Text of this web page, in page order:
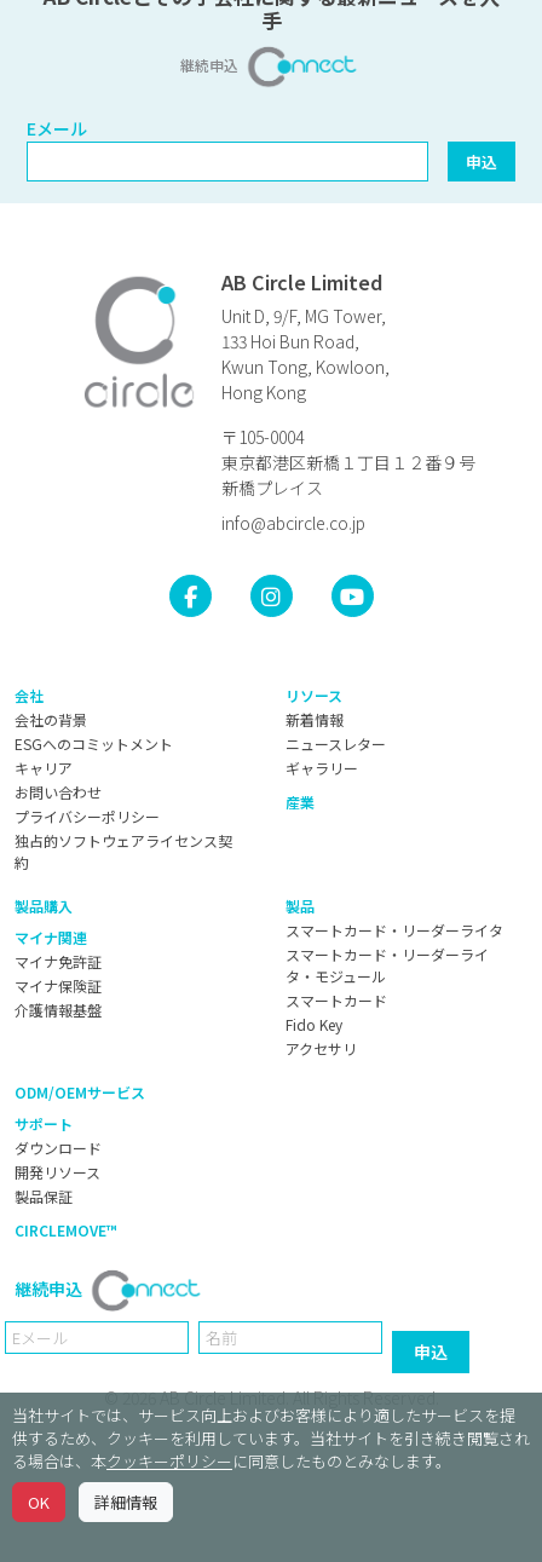
手
継続申込
Eメール
申込
AB Circle Limited
Unit D, 9/F, MG Tower,
133 Hoi Bun Road,
Kwun Tong, Kowloon,
Hong Kong
〒105-0004
東京都港区新橋１丁目１２番９号
新橋プレイス
info@abcircle.co.jp
会社
会社の背景
ESGへのコミットメント
キャリア
お問い合わせ
プライバシーポリシー
独占的ソフトウェアライセンス契
約
リソース
新着情報
ニュースレター
ギャラリー
産業
製品購入
マイナ関連
マイナ免許証
マイナ保険証
介護情報基盤
製品
スマートカード・リーダーライタ
スマートカード・リーダーライ
タ・モジュール
スマートカード
Fido Key
アクセサリ
ODM/OEMサービス
サポート
ダウンロード
開発リソース
製品保証
CIRCLEMOVE™
継続申込
Email Name
申込
© 2026AB Circle Limited. All Rights Reserved.
当社サイトでは、サービス向上およびお客様により適したサービスを提
供するため、クッキーを利用しています。当社サイトを引き続き閲覧され
る場合は、本クッキーポリシー に同意したものとみなします。
OK
詳細情報